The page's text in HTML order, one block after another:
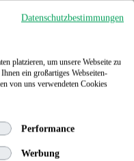
Datenschutzbestimmungen
platzieren, um unsere Webseite zu
ein großartiges Webseiten-
von uns verwendeten Cookies
Performance
Werbung